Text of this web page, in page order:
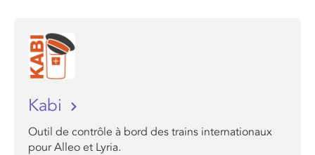
Kabi
Outil de contrôle à bord des trains internationaux
pour Alleo et Lyria.